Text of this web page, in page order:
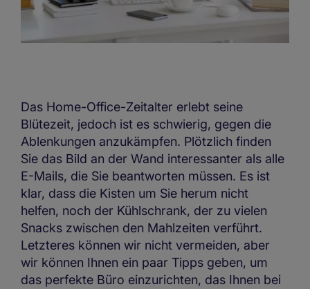
Das Home-Office-Zeitalter erlebt seine
Blütezeit, jedoch ist es schwierig, gegen die
Ablenkungen anzukämpfen. Plötzlich finden
Sie das Bild an der Wand interessanter als alle
E-Mails, die Sie beantworten müssen. Es ist
klar, dass die Kisten um Sie herum nicht
helfen, noch der Kühlschrank, der zu vielen
Snacks zwischen den Mahlzeiten verführt.
Letzteres können wir nicht vermeiden, aber
wir können Ihnen ein paar Tipps geben, um
das perfekte Büro einzurichten, das Ihnen bei